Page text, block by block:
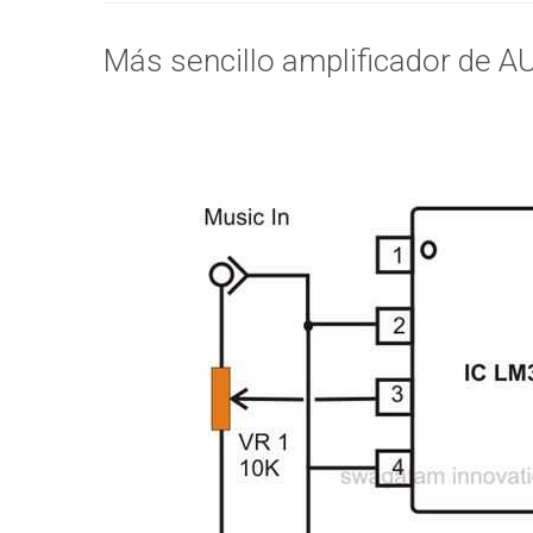
Más sencillo amplificador de